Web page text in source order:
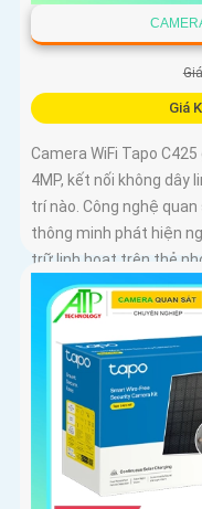
Giá
Camera WiFi Tapo
4MP, kết nối không dây
trí nào. Công nghệ
thông minh phát hiện
trữ linh hoạt trên thẻ